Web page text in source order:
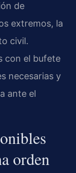
de
extremos, la
civil.
con el bufete
necesarias y
ante el
orden